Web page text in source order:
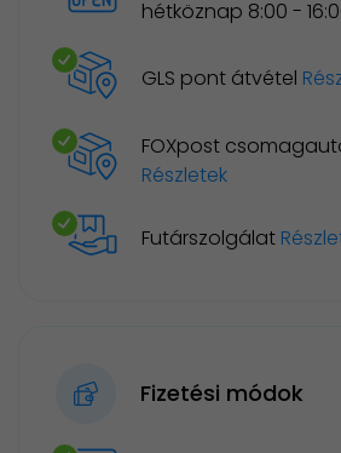
hétköznap 8:00 -
GLS pont átvétel
FOXpost
Részletek
Futárszolgálat
Fizetési módok